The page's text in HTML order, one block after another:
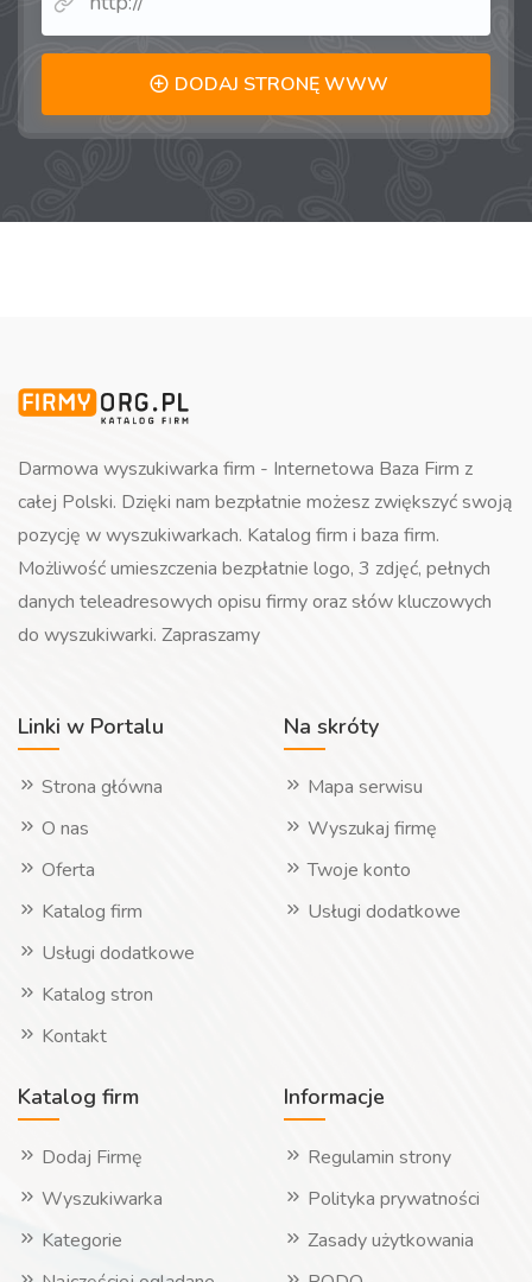
DODAJ STRONĘ WWW
Darmowa wyszukiwarka firm - Internetowa Baza Firm z
całej Polski. Dzięki nam bezpłatnie możesz zwiększyć swoją
pozycję w wyszukiwarkach. Katalog firm i baza firm.
Możliwość umieszczenia bezpłatnie logo, 3 zdjęć, pełnych
danych teleadresowych opisu firmy oraz słów kluczowych
do wyszukiwarki. Zapraszamy
Linki w Portalu
Strona główna
O nas
Oferta
Katalog firm
Usługi dodatkowe
Katalog stron
Kontakt
Na skróty
Mapa serwisu
Wyszukaj firmę
Twoje konto
Usługi dodatkowe
Katalog firm
Dodaj Firmę
Wyszukiwarka
Kategorie
Informacje
Regulamin strony
Polityka prywatności
Zasady użytkowania